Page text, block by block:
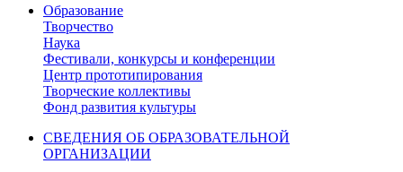
Образование
Творчество
Наука
Фестивали, конкурсы и конференции
Центр прототипирования
Творческие коллективы
Фонд развития культуры
СВЕДЕНИЯ ОБ ОБРАЗОВАТЕЛЬНОЙ
ОРГАНИЗАЦИИ